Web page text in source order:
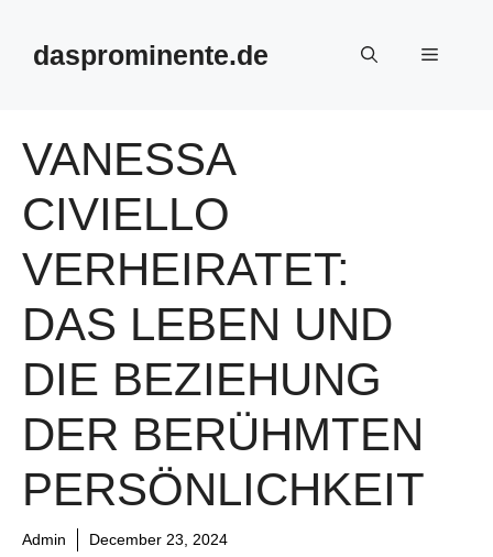
contentdasprominente.de Menu
VANESSA
CIVIELLO
VERHEIRATET:
DAS LEBEN UND
DIE BEZIEHUNG
DER BERÜHMTEN
PERSÖNLICHKEIT
Admin December 23, 2024